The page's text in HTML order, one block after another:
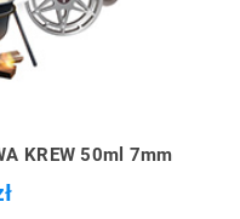
KREW 50ml 7mm